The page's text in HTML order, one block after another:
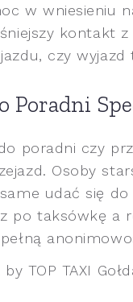
w wniesieniu
kontakt z
czy
Poradni
poradni czy
Osoby
udać się
po taksówkę a
TOP TAXI